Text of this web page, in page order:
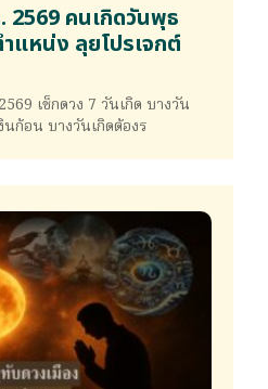
2569 คนเกิดวันพุธ
แหน่ง ลุยโปรเจกต์
เช็กดวง 7 วันเกิด บางวัน
นก้อน บางวันเกิดต้องร